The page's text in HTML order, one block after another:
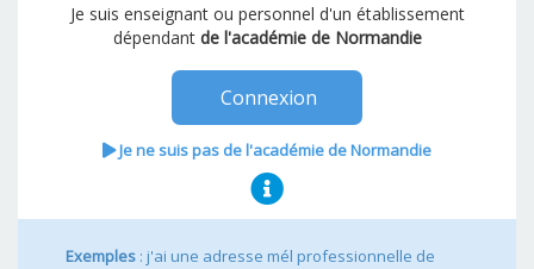
Je suis enseignant ou personnel d'un établissement
dépendant de l'académie de Normandie
Connexion
Je ne suis pas de l'académie de Normandie
Exemples : j'ai une adresse mél professionnelle de